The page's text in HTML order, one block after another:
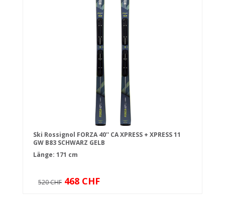
Ski Rossignol FORZA 40'' CA XPRESS + XPRESS 11
GW B83 SCHWARZ GELB
Länge: 171 cm
520 CHF 468 CHF